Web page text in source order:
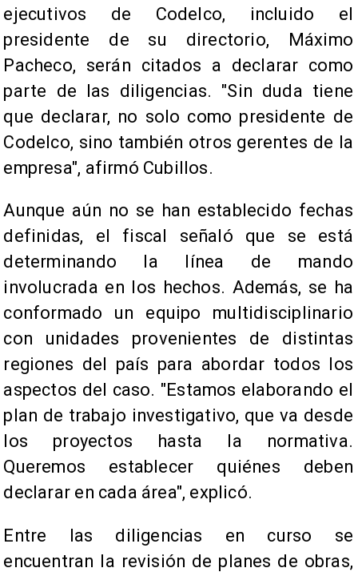
ejecutivos de Codelco, incluido el
presidente de su directorio, Máximo
Pacheco, serán citados a declarar como
parte de las diligencias. "Sin duda tiene
que declarar, no solo como presidente de
Codelco, sino también otros gerentes de la
empresa", afirmó Cubillos.
Aunque aún no se han establecido fechas
definidas, el fiscal señaló que se está
determinando la línea de mando
involucrada en los hechos. Además, se ha
conformado un equipo multidisciplinario
con unidades provenientes de distintas
regiones del país para abordar todos los
aspectos del caso. "Estamos elaborando el
plan de trabajo investigativo, que va desde
los proyectos hasta la normativa.
Queremos establecer quiénes deben
declarar en cada área", explicó.
Entre las diligencias en curso se
encuentran la revisión de planes de obras,